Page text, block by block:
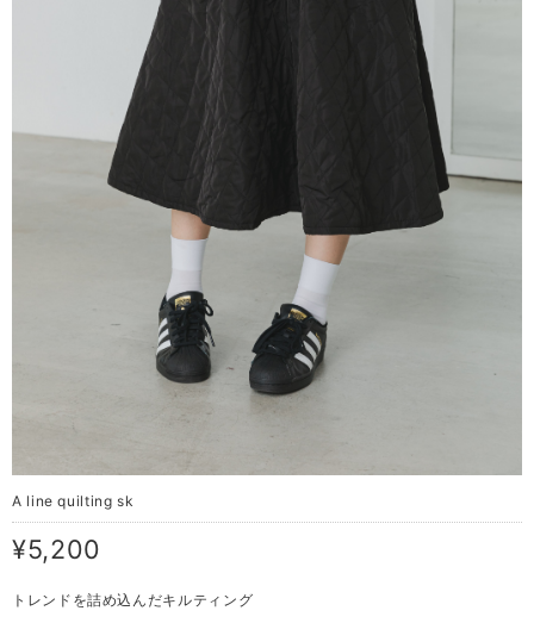
A line quilting sk
¥5,200
トレンドを詰め込んだキルティング